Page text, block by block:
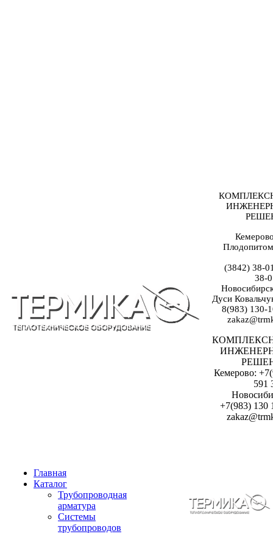
(3842) 38-
38-
Дуси
8(983) 130-
Кемерово:
591
+7(983) 130
Главная
Каталог
Трубопроводная
арматура
Системы
трубопроводов